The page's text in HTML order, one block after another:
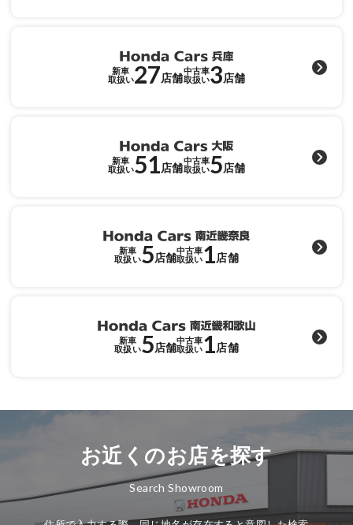
コーポレートサイト
各店舗へのお問い合わせ
新車
取扱い27店舗
中古車
取扱い3店舗
新車
取扱い51店舗
中古車
取扱い5店舗
新車
取扱い5店舗
中古車
取扱い1店舗
新車
取扱い5店舗
中古車
取扱い1店舗
お近くのお店を探す
Search Showroom